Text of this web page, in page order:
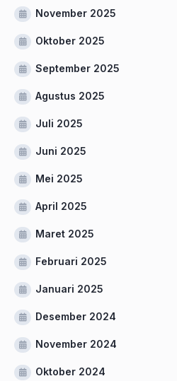
November 2025
Oktober 2025
September 2025
Agustus 2025
Juli 2025
Juni 2025
Mei 2025
April 2025
Maret 2025
Februari 2025
Januari 2025
Desember 2024
November 2024
Oktober 2024